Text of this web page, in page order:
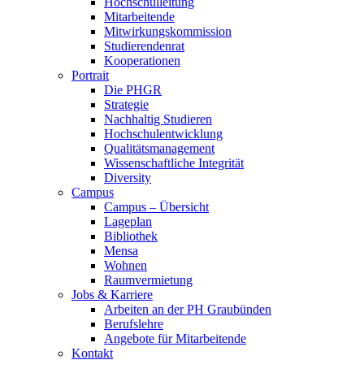
Mitarbeitende
Mitwirkungskommission
Studierendenrat
Kooperationen
Portrait
Die PHGR
Strategie
Nachhaltig Studieren
Hochschulentwicklung
Qualitätsmanagement
Wissenschaftliche Integrität
Diversity
Campus
Campus – Übersicht
Lageplan
Bibliothek
Mensa
Wohnen
Raumvermietung
Jobs & Karriere
Arbeiten an der PH Graubünden
Berufslehre
Angebote für Mitarbeitende
Kontakt